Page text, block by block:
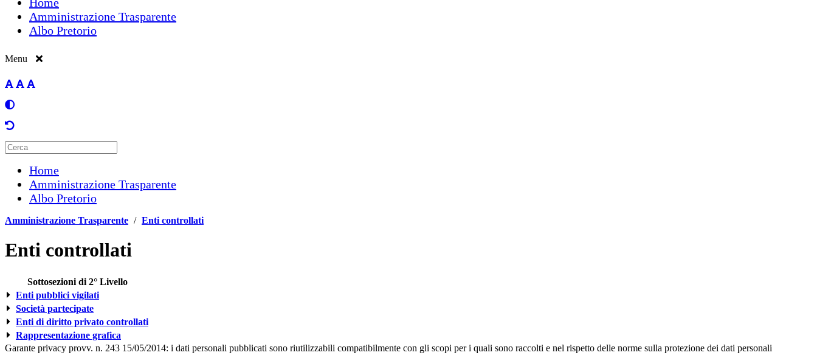
Amministrazione Trasparente
Albo Pretorio
Menu
Home
Amministrazione Trasparente
Albo Pretorio
Amministrazione Trasparente / Enti controllati
Enti controllati
Sottosezioni di 2° Livello
Enti pubblici vigilati
Società partecipate
Enti di diritto privato controllati
Rappresentazione grafica
Garante privacy provv. n. 243 15/05/2014: i dati personali pubblicati sono riutilizzabili compatibilmente con gli scopi per i quali sono raccolti e nel rispetto delle norme sulla protezione dei dati personali